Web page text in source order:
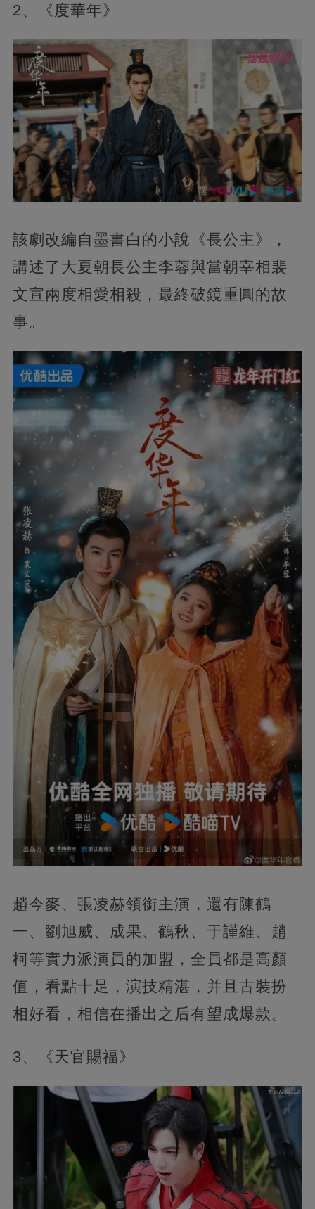
2、《度華年》
該劇改編自墨書白的小說《長公主》，
講述了大夏朝長公主李蓉與當朝宰相裴
文宣兩度相愛相殺，最終破鏡重圓的故
事。
趙今麥、張凌赫領銜主演，還有陳鶴
一、劉旭威、成果、鶴秋、于謹維、趙
柯等實力派演員的加盟，全員都是高顏
值，看點十足，演技精湛，并且古裝扮
相好看，相信在播出之后有望成爆款。
3、《天官賜福》